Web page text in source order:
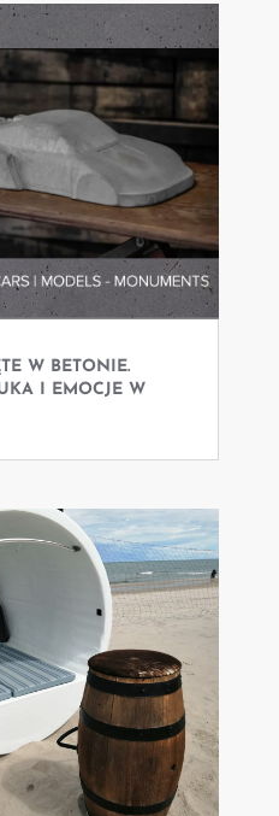
W BETONIE.
I EMOCJE W